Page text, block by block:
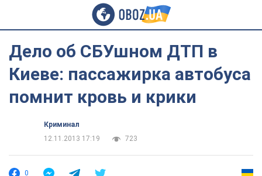
Дело об СБУшном ДТП в
Киеве: пассажирка автобуса
помнит кровь и крики
Криминал
12.11.2013 17:19
723
0